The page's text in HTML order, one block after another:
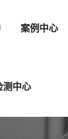
案例中心
测中心